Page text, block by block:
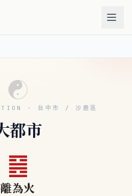
☯
· 台中市 / 沙鹿區
都市
䷝
離為火